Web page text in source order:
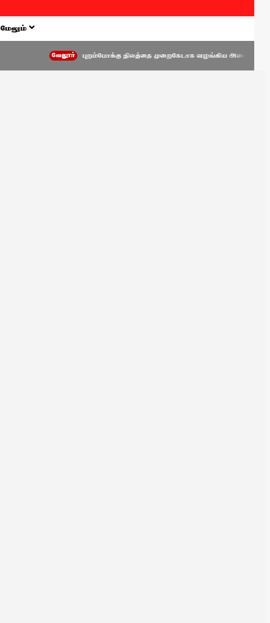
மேலும்
புறம்போக்கு நிலத்தை முறைகேடாக வழங்கிய அணைக்கட்டு